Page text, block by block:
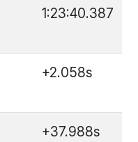
1:23:40.387
+2.058s
+37.988s